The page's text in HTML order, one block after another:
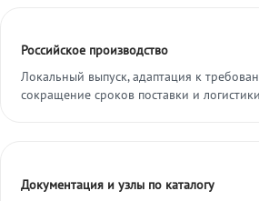
Российское производство
Локальный выпуск, адаптация к
сокращение сроков поставки и
Документация и узлы по каталогу